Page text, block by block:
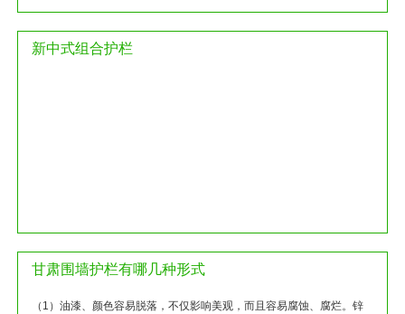
新中式组合护栏
甘肃围墙护栏有哪几种形式
（1）油漆、颜色容易脱落，不仅影响美观，而且容易腐蚀、腐烂。锌